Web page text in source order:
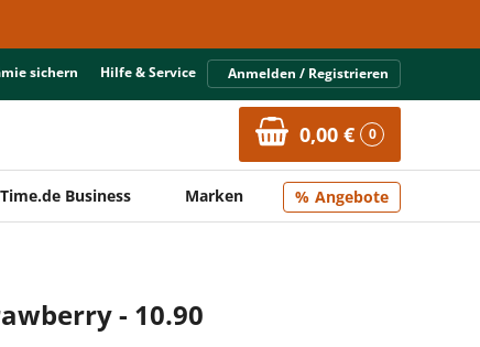
sichern Hilfe & Service Anmelden / Registrieren
0,00 € 0
Business Marken Angebote
- 10.90